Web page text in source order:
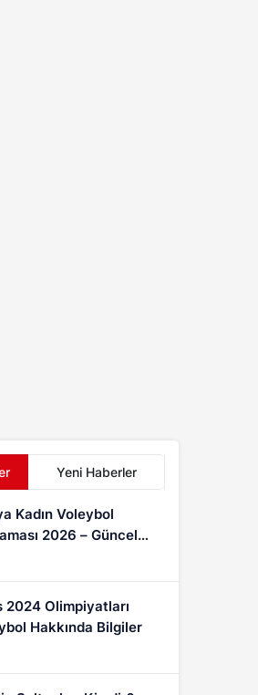
Yeni Haberler
Kadın Voleybol
2026 – Güncel
2024 Olimpiyatları
Hakkında Bilgiler